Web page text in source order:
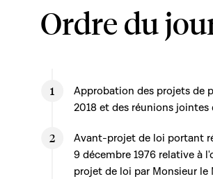
Ordre du
Approbation des projets de
2018 et des réunions jointes
Avant-projet de loi portant
9 décembre 1976 relative à
projet de loi par Monsieur le